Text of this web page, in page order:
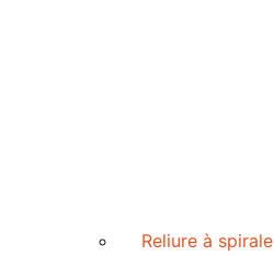
Reliure à spirale